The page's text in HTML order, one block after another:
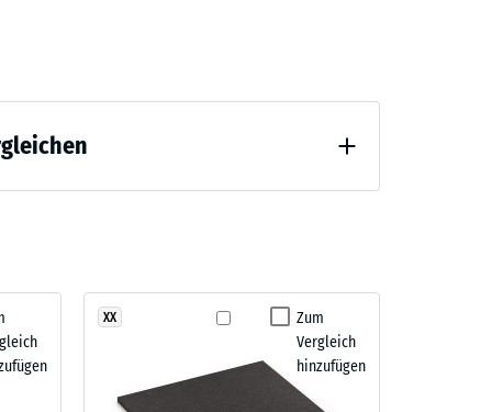
7188)
Zum
Vergleich
hinzufügen
XX